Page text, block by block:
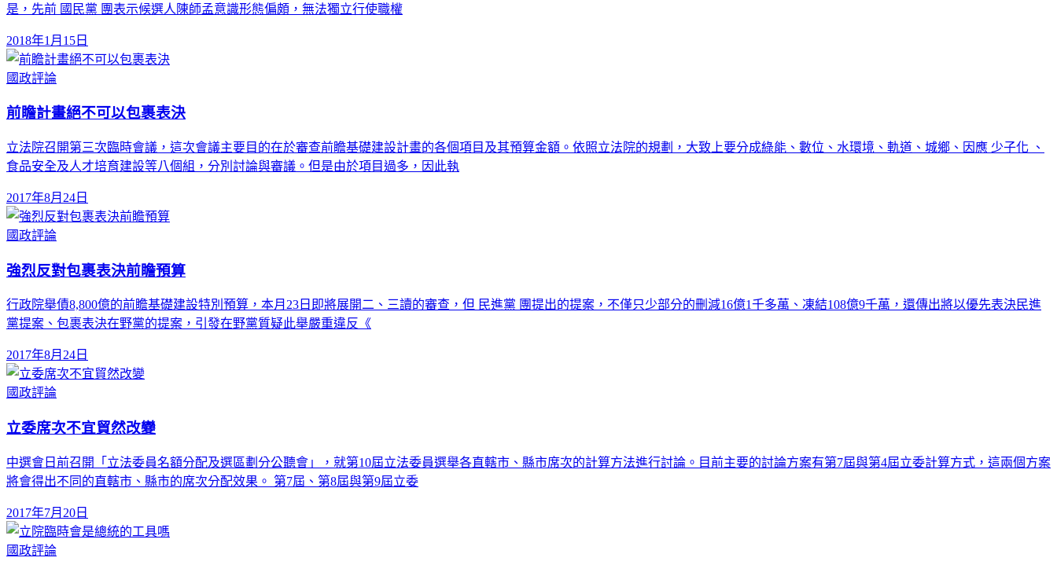
是，先前 國民黨 團表示候選人陳師孟意識形態偏頗，無法獨立行使職權
2018年1月15日
國政評論
前瞻計畫絕不可以包裹表決
立法院召開第三次臨時會議，這次會議主要目的在於審查前瞻基礎建設計畫的各個項目及其預算金額。依照立法院的規劃，大致上要分成綠能、數位、水環境、軌道、城鄉、因應 少子化 、
食品安全及人才培育建設等八個組，分別討論與審議。但是由於項目過多，因此執
2017年8月24日
國政評論
強烈反對包裹表決前瞻預算
行政院舉債8,800億的前瞻基礎建設特別預算，本月23日即將展開二、三讀的審查，但 民進黨 團提出的提案，不僅只少部分的刪減16億1千多萬、凍結108億9千萬，還傳出將以優先表決民進
黨提案、包裹表決在野黨的提案，引發在野黨質疑此舉嚴重違反《
2017年8月24日
國政評論
立委席次不宜貿然改變
中選會日前召開「立法委員名額分配及選區劃分公聽會」，就第10屆立法委員選舉各直轄市、縣市席次的計算方法進行討論。目前主要的討論方案有第7屆與第4屆立委計算方式，這兩個方案
將會得出不同的直轄市、縣市的席次分配效果。 第7屆、第8屆與第9屆立委
2017年7月20日
國政評論